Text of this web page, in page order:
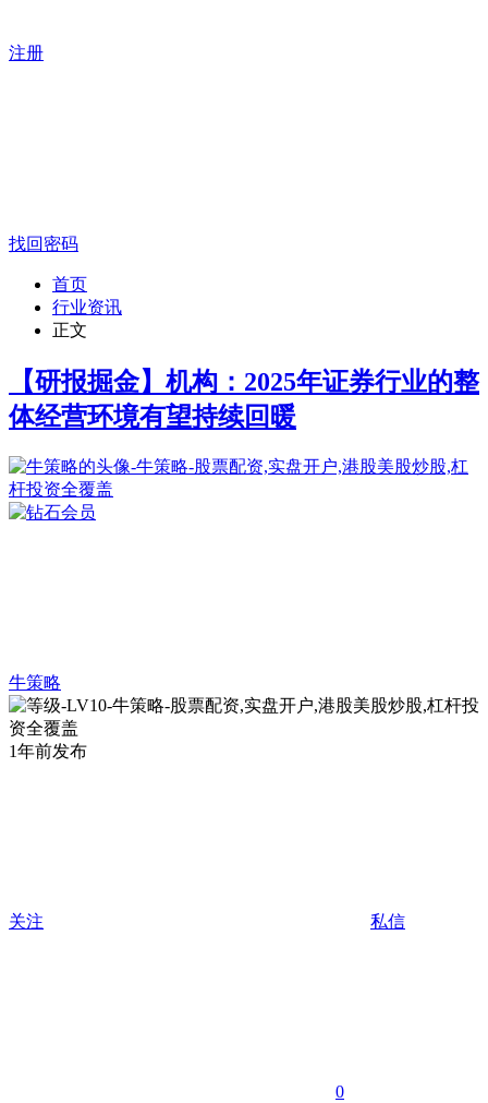
注册
找回密码
首页
行业资讯
正文
【研报掘金】机构：2025年证券行业的整
体经营环境有望持续回暖
牛策略
1年前发布
关注 私信
0